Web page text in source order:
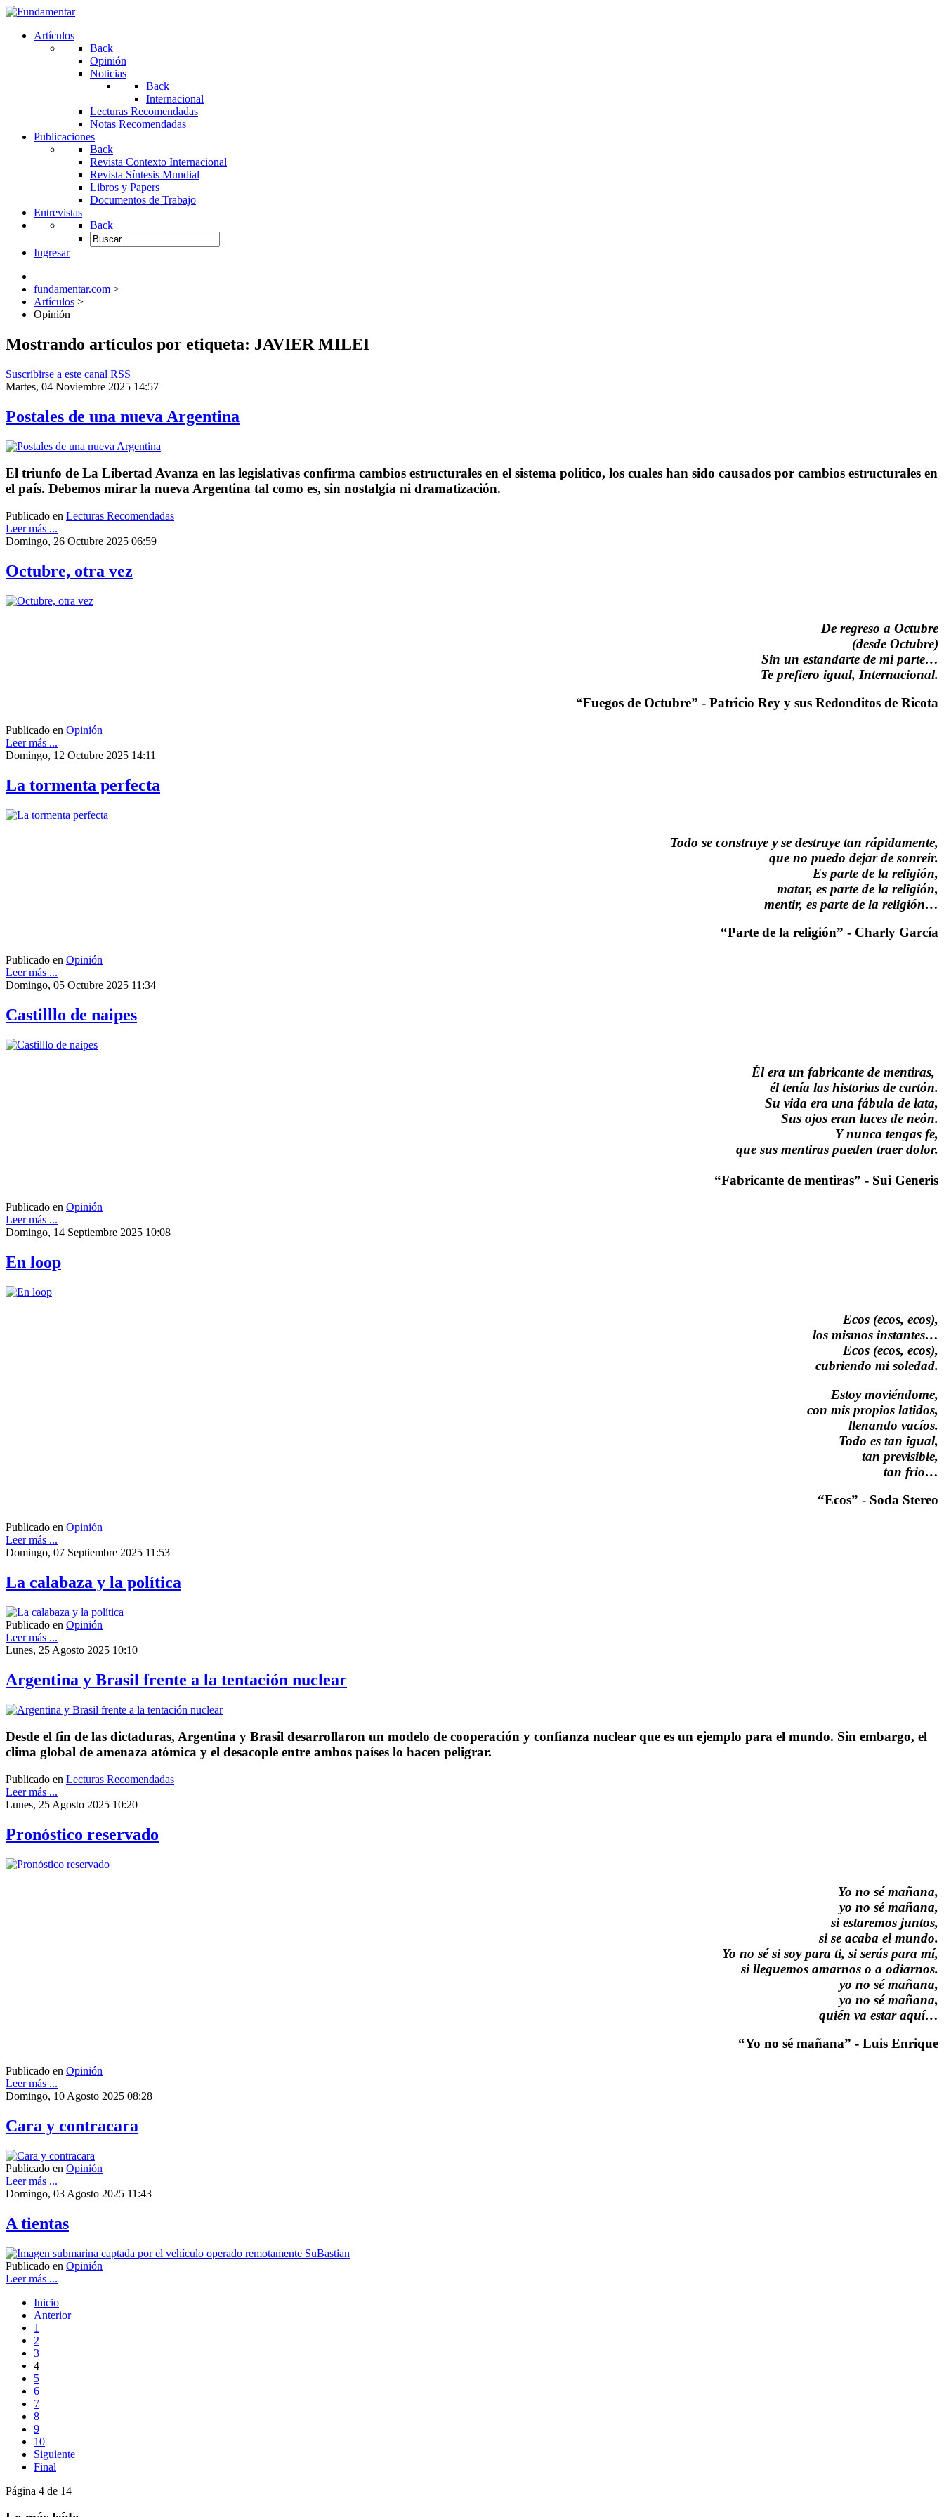
Artículos
Back
Opinión
Noticias
Back
Internacional
Lecturas Recomendadas
Notas Recomendadas
Publicaciones
Back
Revista Contexto Internacional
Revista Síntesis Mundial
Libros y Papers
Documentos de Trabajo
Entrevistas
Back
Ingresar
fundamentar.com >
Artículos >
Opinión
Mostrando artículos por etiqueta: JAVIER MILEI
Suscribirse a este canal RSS
Martes, 04 Noviembre 2025 14:57
Postales de una nueva Argentina
El triunfo de La Libertad Avanza en las legislativas confirma cambios estructurales en el sistema político, los cuales han sido causados por cambios estructurales en
el país. Debemos mirar la nueva Argentina tal como es, sin nostalgia ni dramatización.
Publicado en Lecturas Recomendadas
Leer más ...
Domingo, 26 Octubre 2025 06:59
Octubre, otra vez
De regreso a Octubre
(desde Octubre)
Sin un estandarte de mi parte…
Te prefiero igual, Internacional.
“Fuegos de Octubre” - Patricio Rey y sus Redonditos de Ricota
Publicado en Opinión
Leer más ...
Domingo, 12 Octubre 2025 14:11
La tormenta perfecta
Todo se construye y se destruye tan rápidamente,
que no puedo dejar de sonreír.
Es parte de la religión,
matar, es parte de la religión,
mentir, es parte de la religión…
“Parte de la religión” - Charly García
Publicado en Opinión
Leer más ...
Domingo, 05 Octubre 2025 11:34
Castilllo de naipes
Él era un fabricante de mentiras,
él tenía las historias de cartón.
Su vida era una fábula de lata,
Sus ojos eran luces de neón.
Y nunca tengas fe,
que sus mentiras pueden traer dolor.
“Fabricante de mentiras” - Sui Generis
Publicado en Opinión
Leer más ...
Domingo, 14 Septiembre 2025 10:08
En loop
Ecos (ecos, ecos),
los mismos instantes…
Ecos (ecos, ecos),
cubriendo mi soledad.
Estoy moviéndome,
con mis propios latidos,
llenando vacíos.
Todo es tan igual,
tan previsible,
tan frio…
“Ecos” - Soda Stereo
Publicado en Opinión
Leer más ...
Domingo, 07 Septiembre 2025 11:53
La calabaza y la política
Publicado en Opinión
Leer más ...
Lunes, 25 Agosto 2025 10:10
Argentina y Brasil frente a la tentación nuclear
Desde el fin de las dictaduras, Argentina y Brasil desarrollaron un modelo de cooperación y confianza nuclear que es un ejemplo para el mundo. Sin embargo, el
clima global de amenaza atómica y el desacople entre ambos países lo hacen peligrar.
Publicado en Lecturas Recomendadas
Leer más ...
Lunes, 25 Agosto 2025 10:20
Pronóstico reservado
Yo no sé mañana,
yo no sé mañana,
si estaremos juntos,
si se acaba el mundo.
Yo no sé si soy para ti, si serás para mí,
si lleguemos amarnos o a odiarnos.
yo no sé mañana,
yo no sé mañana,
quién va estar aquí…
“Yo no sé mañana” - Luis Enrique
Publicado en Opinión
Leer más ...
Domingo, 10 Agosto 2025 08:28
Cara y contracara
Publicado en Opinión
Leer más ...
Domingo, 03 Agosto 2025 11:43
A tientas
Publicado en Opinión
Leer más ...
Inicio
Anterior
1
2
3
4
5
6
7
8
9
10
Siguiente
Final
Página 4 de 14